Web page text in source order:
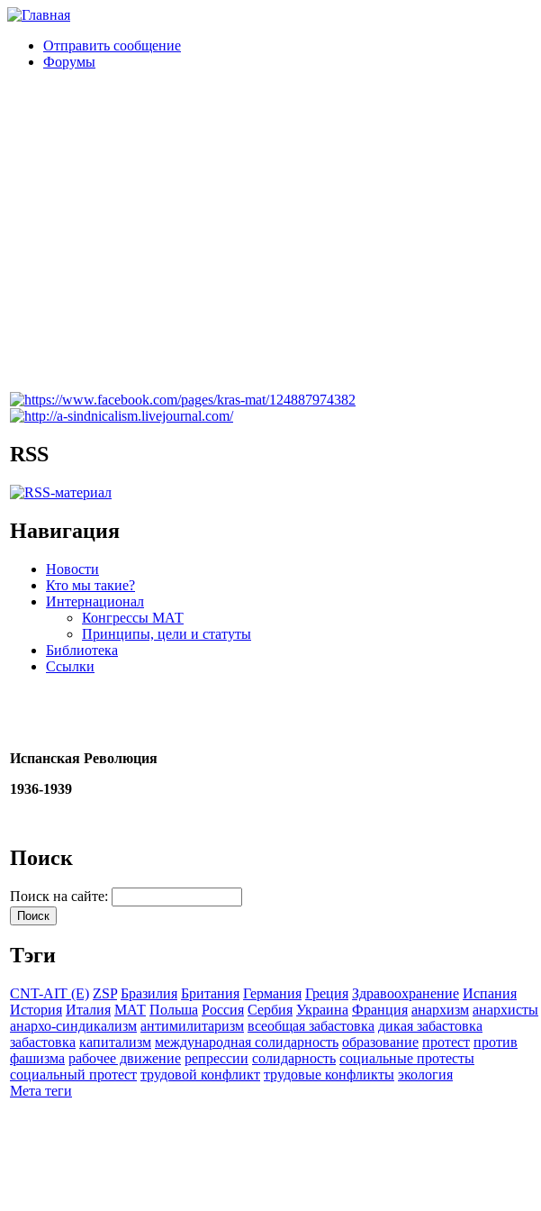
Отправить сообщение
Форумы
RSS
Навигация
Новости
Кто мы такие?
Интернационал
Конгрессы МАТ
Принципы, цели и статуты
Библиотека
Ссылки
Испанская Революция
1936-1939
Поиск
Поиск на сайте:
Тэги
CNT-AIT (E) ZSP Бразилия Британия Германия Греция Здравоохранение Испания
История Италия МАТ Польша Россия Сербия Украина Франция анархизм анархисты
анархо-синдикализм антимилитаризм всеобщая забастовка дикая забастовка
забастовка капитализм международная солидарность образование протест против
фашизма рабочее движение репрессии солидарность социальные протесты
социальный протест трудовой конфликт трудовые конфликты экология
Мета теги